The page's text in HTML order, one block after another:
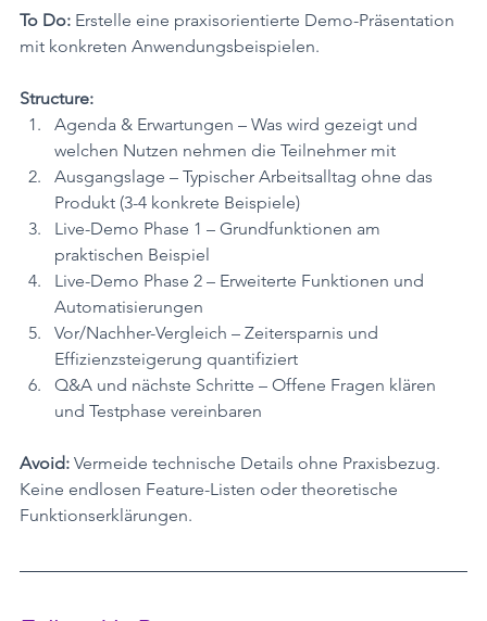
To Do: Erstelle eine praxisorientierte Demo-Präsentation
mit konkreten Anwendungsbeispielen.
Structure:
Agenda & Erwartungen – Was wird gezeigt und
welchen Nutzen nehmen die Teilnehmer mit
Ausgangslage – Typischer Arbeitsalltag ohne das
Produkt (3-4 konkrete Beispiele)
Live-Demo Phase 1 – Grundfunktionen am
praktischen Beispiel
Live-Demo Phase 2 – Erweiterte Funktionen und
Automatisierungen
Vor/Nachher-Vergleich – Zeitersparnis und
Effizienzsteigerung quantifiziert
Q&A und nächste Schritte – Offene Fragen klären
und Testphase vereinbaren
Avoid: Vermeide technische Details ohne Praxisbezug.
Keine endlosen Feature-Listen oder theoretische
Funktionserklärungen.